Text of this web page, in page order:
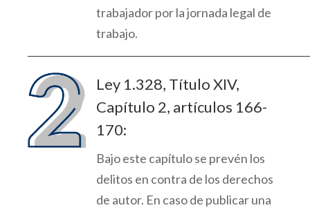
trabajador por la jornada legal de
trabajo.
Ley 1.328, Título XIV,
Capítulo 2, artículos 166-
170:
Bajo este capítulo se prevén los
delitos en contra de los derechos
de autor. En caso de publicar una